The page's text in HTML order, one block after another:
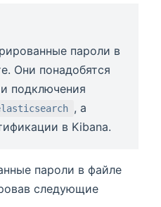
пароли в
Они понадобятся
подключения
, а
в Kibana.
пароли в файле
следующие